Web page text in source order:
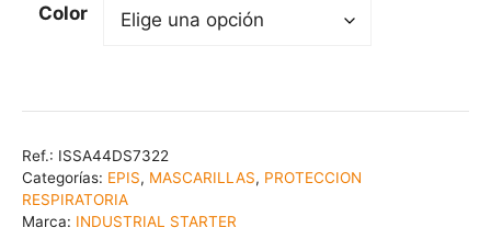
Color
Ref.: ISSA44DS7322
Categorías: EPIS, MASCARILLAS, PROTECCION
RESPIRATORIA
Marca: INDUSTRIAL STARTER